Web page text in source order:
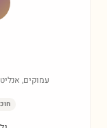
עמוקים,